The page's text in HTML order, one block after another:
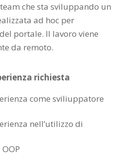
che sta sviluppando un
ad hoc per
portale. Il lavoro viene
da remoto.
richiesta
come sviliuppatore
nell’utilizzo di